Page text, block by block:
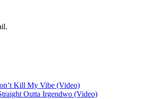
Kill My Vibe (Video)
Outta Irgendwo (Video)